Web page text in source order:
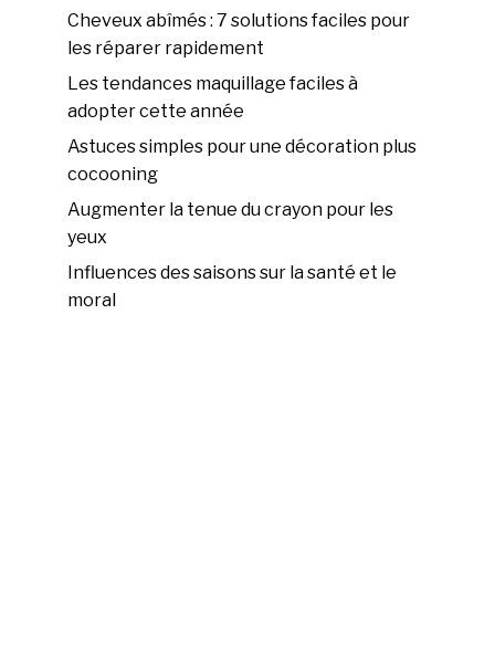
Cheveux abîmés : 7 solutions faciles pour
les réparer rapidement
Les tendances maquillage faciles à
adopter cette année
Astuces simples pour une décoration plus
cocooning
Augmenter la tenue du crayon pour les
yeux
Influences des saisons sur la santé et le
moral